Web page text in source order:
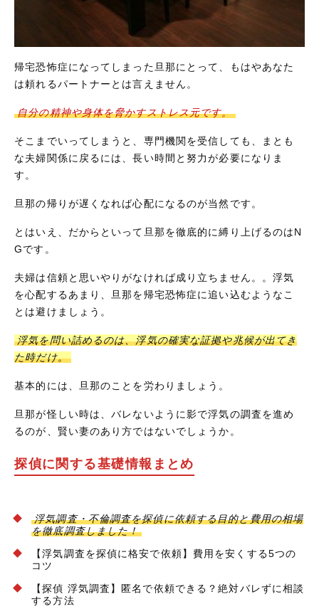
帰宅恐怖症になってしまった旦那にとって、もはやあなた
は頼れるパートナーとは言えません。
自分の精神や身体を脅かすストレス元です。
そこまでいってしまうと、専門機関を受信しても、まとも
な夫婦関係に戻るには、長い時間と努力が必要になりま
す。
旦那の帰りが遅くなれば心配になるのが当然です。
とはいえ、だからといって旦那を徹底的に縛り上げるのはN
Gです。
夫婦は信頼と思いやりがなければ成り立ちません。。浮気
を心配するあまり、旦那を帰宅恐怖症に追い込むようなこ
とは避けましょう。
浮気を問い詰めるのは、浮気の確実な証拠や兆候が出てき
た時だけ。
基本的には、旦那のことを労わりましょう。
旦那が怪しい時は、バレないように影で浮気の調査を進め
るのが、賢い妻のあり方ではないでしょうか。
探偵に関する基礎情報まとめ
浮気調査・不倫調査を探偵に依頼する目的と費用の相場
を徹底調査しました！
【浮気調査を探偵に格安で依頼】費用を安くする5つの
コツ
【探偵 浮気調査】匿名で依頼できる？絶対バレずに相談
する方法